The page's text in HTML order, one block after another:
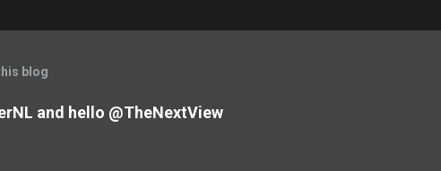
blog
and hello @TheNextView